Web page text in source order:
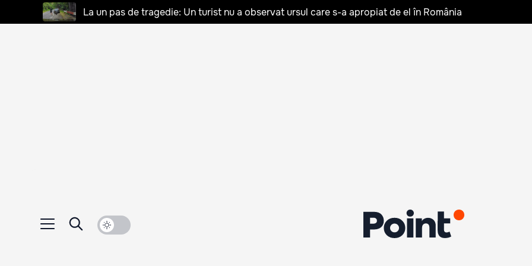
La un pas de tragedie: Un turist nu a observat ursul care s-a apropiat de el în România